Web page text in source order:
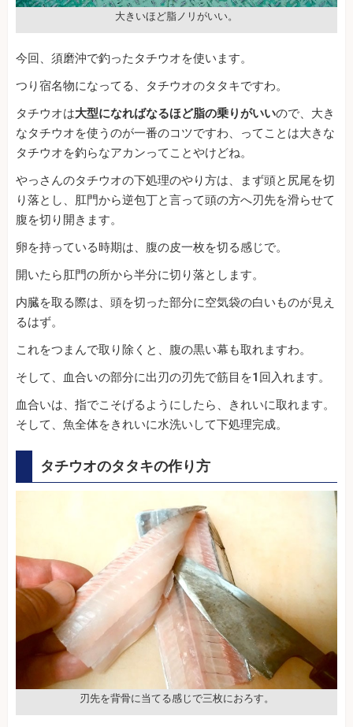
大きいほど脂ノリがいい。
今回、須磨沖で釣ったタチウオを使います。
つり宿名物になってる、タチウオのタタキですわ。
タチウオは大型になればなるほど脂の乗りがいいので、大き
なタチウオを使うのが一番のコツですわ、ってことは大きな
タチウオを釣らなアカンってことやけどね。
やっさんのタチウオの下処理のやり方は、まず頭と尻尾を切
り落とし、肛門から逆包丁と言って頭の方へ刃先を滑らせて
腹を切り開きます。
卵を持っている時期は、腹の皮一枚を切る感じで。
開いたら肛門の所から半分に切り落とします。
内臓を取る際は、頭を切った部分に空気袋の白いものが見え
るはず。
これをつまんで取り除くと、腹の黒い幕も取れますわ。
そして、血合いの部分に出刃の刃先で筋目を1回入れます。
血合いは、指でこそげるようにしたら、きれいに取れます。
そして、魚全体をきれいに水洗いして下処理完成。
タチウオのタタキの作り方
刃先を背骨に当てる感じで三枚におろす。